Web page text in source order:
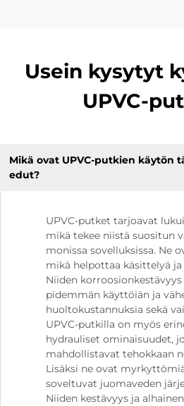
Usein kysytyt
UPVC-
Mikä ovat UPVC-putkien käytön
edut?
UPVC-putket tarjoavat
mikä tekee niistä suositun
monissa sovelluksissa. Ne
mikä helpottaa käsittelyä ja
Niiden korroosionkestävyys
pidemmän käyttöiän ja
huoltokustannuksia sekä
UPVC-putkilla on myös
hydrauliset ominaisuudet,
mahdollistavat tehokkaan
Lisäksi ne ovat
soveltuvat juomaveden
Niiden kestävyys ja alhainen